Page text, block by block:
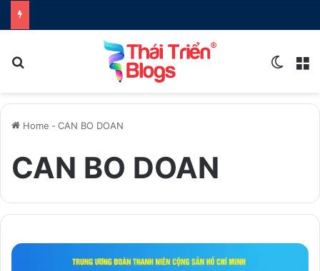
Home - CAN BO DOAN
CAN BO DOAN